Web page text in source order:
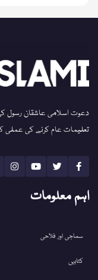
دعوت اسلامی عاشقان رسول
تعلیمات عام کرنے کی عملی
اہم معلومات
سماجی اور فلاحی
کتابیں